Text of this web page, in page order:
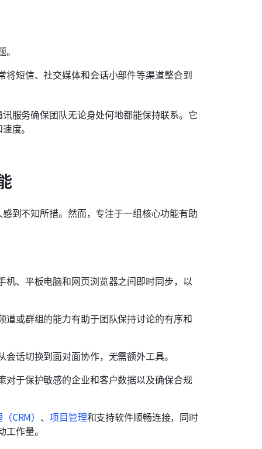
短信、社交媒体和会话小部件等渠道整合到
服务确保团队无论身处何地都能保持联系。它
度。
到不知所措。然而，专注于一组核心功能有助
机、平板电脑和网页浏览器之间即时同步，以
道或群组的能力有助于团队保持讨论的有序和
话切换到面对面协作，无需额外工具。
对于保护敏感的企业和客户数据以及确保合规
CRM） 、项目管理和支持软件顺畅连接，同时
作量。